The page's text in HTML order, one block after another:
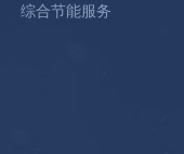
综合节能服务